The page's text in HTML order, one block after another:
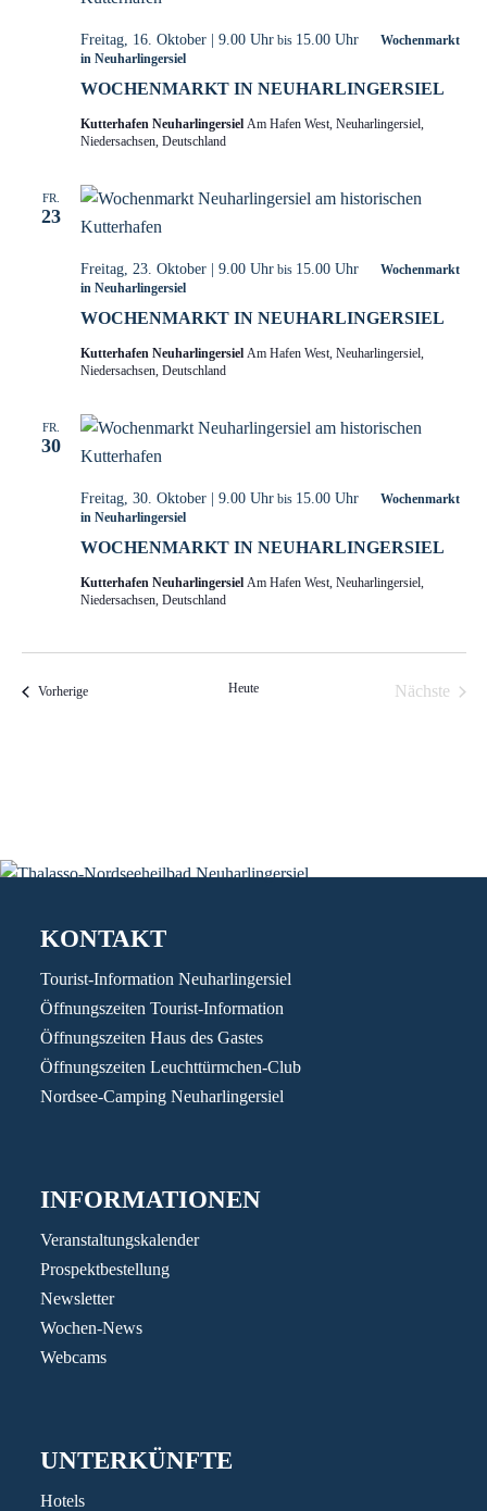
Freitag, 16. Oktober | 9.00 Uhrbis 15.00 Uhr
Wochenmarkt
in Neuharlingersiel
WOCHENMARKT IN NEUHARLINGERSIEL
Kutterhafen Neuharlingersiel Am Hafen West, Neuharlingersiel,
Niedersachsen, Deutschland
FR.
23
Freitag, 23. Oktober | 9.00 Uhrbis 15.00 Uhr
Wochenmarkt
in Neuharlingersiel
WOCHENMARKT IN NEUHARLINGERSIEL
Kutterhafen Neuharlingersiel Am Hafen West, Neuharlingersiel,
Niedersachsen, Deutschland
FR.
30
Freitag, 30. Oktober | 9.00 Uhrbis 15.00 Uhr
Wochenmarkt
in Neuharlingersiel
WOCHENMARKT IN NEUHARLINGERSIEL
Kutterhafen Neuharlingersiel Am Hafen West, Neuharlingersiel,
Niedersachsen, Deutschland
VorherigeVeranstaltungen Heute
Nächste
KONTAKT
Tourist-Information Neuharlingersiel
Öffnungszeiten Tourist-Information
Öffnungszeiten Haus des Gastes
Öffnungszeiten Leuchttürmchen-Club
Nordsee-Camping Neuharlingersiel
INFORMATIONEN
Veranstaltungskalender
Prospektbestellung
Newsletter
Wochen-News
Webcams
UNTERKÜNFTE
Hotels